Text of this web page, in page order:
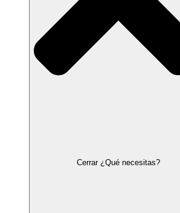
Cerrar ¿Qué necesitas?